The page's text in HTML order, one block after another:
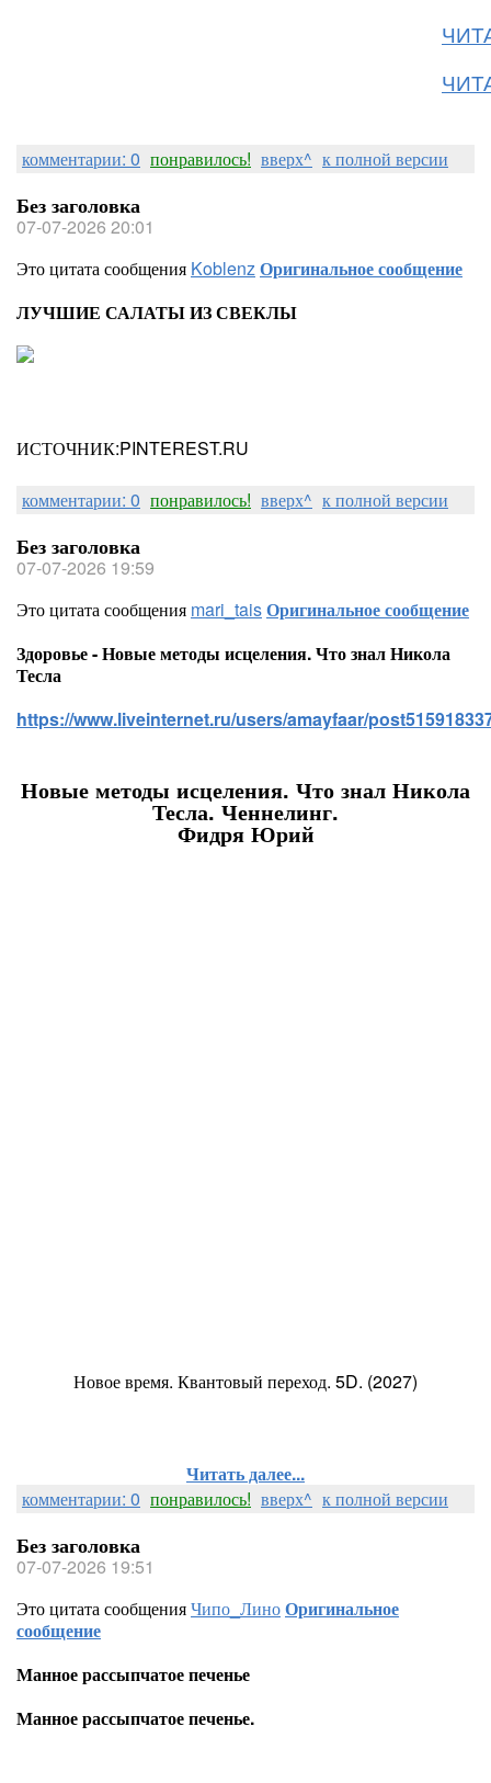
комментарии: 0 понравилось! вверх^ к полной версии
Без заголовка
07-07-2026 20:01
Это цитата сообщения KoblenzОригинальное сообщение
ЛУЧШИЕ САЛАТЫ ИЗ СВЕКЛЫ
ИСТОЧНИК:PINTEREST.RU
комментарии: 0 понравилось! вверх^ к полной версии
Без заголовка
07-07-2026 19:59
Это цитата сообщения mari_taisОригинальное сообщение
Здоровье - Новые методы исцеления. Что знал Никола
Тесла
https://www.liveinternet.ru/users/amayfaar/
Новые методы исцеления. Что знал Никола
Тесла. Ченнелинг.
Фидря Юрий
Новое время. Квантовый переход. 5D. (2027)
Читать далее...
комментарии: 0 понравилось! вверх^ к полной версии
Без заголовка
07-07-2026 19:51
Это цитата сообщенияЧипо_ЛиноОригинальное
сообщение
Манное рассыпчатое печенье
Манное рассыпчатое печенье.